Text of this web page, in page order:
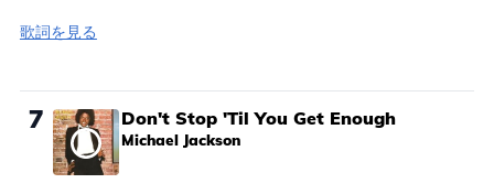
歌詞を見る
7 Don't Stop 'Til You Get Enough
Michael Jackson